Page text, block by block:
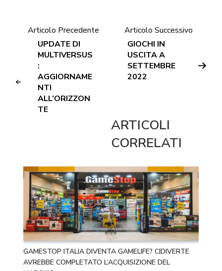
Articolo Precedente
UPDATE DI
MULTIVERSUS
:
AGGIORNAME
NTI
ALL’ORIZZON
TE
Articolo Successivo
GIOCHI IN
USCITA A
SETTEMBRE
2022
ARTICOLI
CORRELATI
GAMESTOP ITALIA DIVENTA GAMELIFE? CIDIVERTE
AVREBBE COMPLETATO L’ACQUISIZIONE DEL